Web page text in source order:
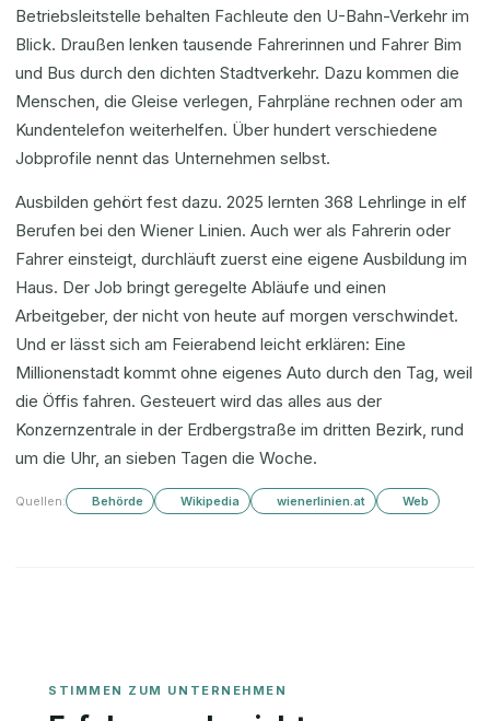
Betriebsleitstelle behalten Fachleute den U-Bahn-Verkehr im
Blick. Draußen lenken tausende Fahrerinnen und Fahrer Bim
und Bus durch den dichten Stadtverkehr. Dazu kommen die
Menschen, die Gleise verlegen, Fahrpläne rechnen oder am
Kundentelefon weiterhelfen. Über hundert verschiedene
Jobprofile nennt das Unternehmen selbst.
Ausbilden gehört fest dazu. 2025 lernten 368 Lehrlinge in elf
Berufen bei den Wiener Linien. Auch wer als Fahrerin oder
Fahrer einsteigt, durchläuft zuerst eine eigene Ausbildung im
Haus. Der Job bringt geregelte Abläufe und einen
Arbeitgeber, der nicht von heute auf morgen verschwindet.
Und er lässt sich am Feierabend leicht erklären: Eine
Millionenstadt kommt ohne eigenes Auto durch den Tag, weil
die Öffis fahren. Gesteuert wird das alles aus der
Konzernzentrale in der Erdbergstraße im dritten Bezirk, rund
um die Uhr, an sieben Tagen die Woche.
Quellen: Behörde Wikipedia wienerlinien.at Web